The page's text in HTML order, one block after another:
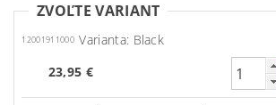
ZVOĽTE VARIANT
12001911000 Varianta: Black
23,95 €